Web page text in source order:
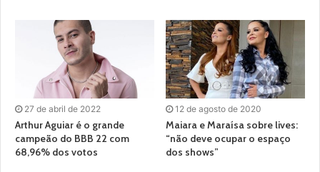
27 de abril de 2022
Arthur Aguiar é o grande
campeão do BBB 22 com
68,96% dos votos
12 de agosto de 2020
Maiara e Maraísa sobre lives:
“não deve ocupar o espaço
dos shows”